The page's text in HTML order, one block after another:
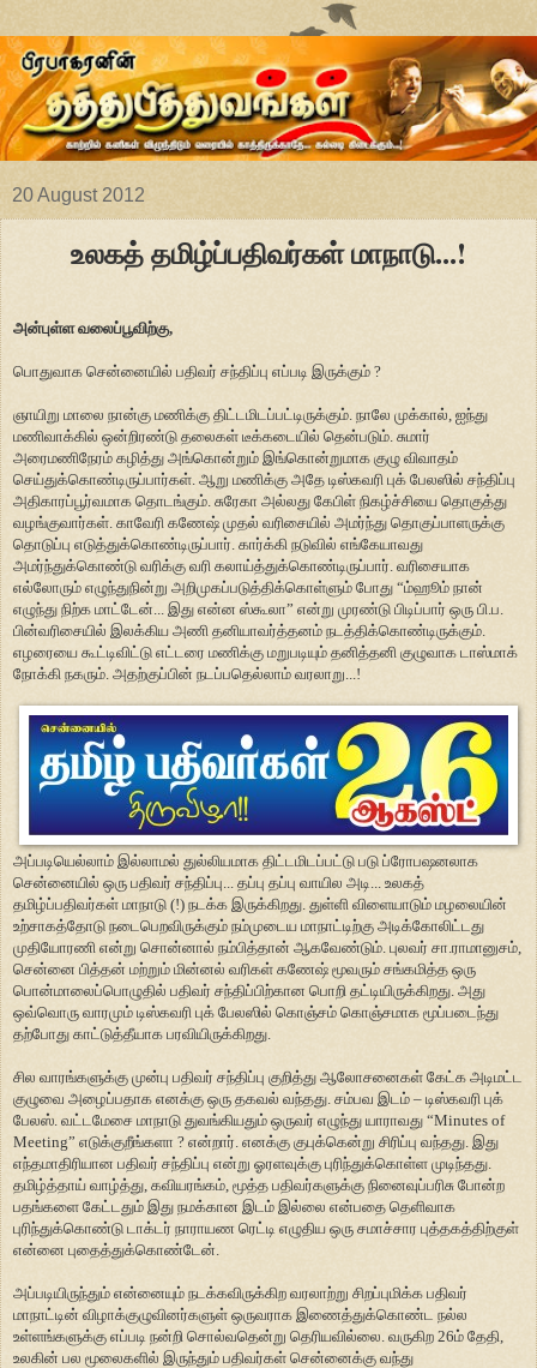
20 August 2012
உலகத் தமிழ்ப்பதிவர்கள் மாநாடு...!
அன்புள்ள வலைப்பூவிற்கு,
பொதுவாக சென்னையில் பதிவர் சந்திப்பு எப்படி இருக்கும் ?
ஞாயிறு மாலை நான்கு மணிக்கு திட்டமிடப்பட்டிருக்கும். நாலே முக்கால், ஐந்து
மணிவாக்கில் ஒன்றிரண்டு தலைகள் டீக்கடையில் தென்படும். சுமார்
அரைமணிநேரம் கழித்து அங்கொன்றும் இங்கொன்றுமாக குழு விவாதம்
செய்துக்கொண்டிருப்பார்கள். ஆறு மணிக்கு அதே டிஸ்கவரி புக் பேலஸில் சந்திப்பு
அதிகாரப்பூர்வமாக தொடங்கும். சுரேகா அல்லது கேபிள் நிகழ்ச்சியை தொகுத்து
வழங்குவார்கள். காவேரி கணேஷ் முதல் வரிசையில் அமர்ந்து தொகுப்பாளருக்கு
தொடுப்பு எடுத்துக்கொண்டிருப்பார். கார்க்கி நடுவில் எங்கேயாவது
அமர்ந்துக்கொண்டு வரிக்கு வரி கலாய்த்துக்கொண்டிருப்பார். வரிசையாக
எல்லோரும் எழுந்துநின்று அறிமுகப்படுத்திக்கொள்ளும் போது “ம்ஹூம் நான்
எழுந்து நிற்க மாட்டேன்... இது என்ன ஸ்கூலா” என்று முரண்டு பிடிப்பார் ஒரு பி.ப.
பின்வரிசையில் இலக்கிய அணி தனியாவர்த்தனம் நடத்திக்கொண்டிருக்கும்.
எழரையை கூட்டிவிட்டு எட்டரை மணிக்கு மறுபடியும் தனித்தனி குழுவாக டாஸ்மாக்
நோக்கி நகரும். அதற்குப்பின் நடப்பதெல்லாம் வரலாறு...!
அப்படியெல்லாம் இல்லாமல் துல்லியமாக திட்டமிடப்பட்டு படு ப்ரோபஷனலாக
சென்னையில் ஒரு பதிவர் சந்திப்பு... தப்பு தப்பு வாயில அடி... உலகத்
தமிழ்ப்பதிவர்கள் மாநாடு (!) நடக்க இருக்கிறது. துள்ளி விளையாடும் மழலையின்
உற்சாகத்தோடு நடைபெறவிருக்கும் நம்முடைய மாநாட்டிற்கு அடிக்கோலிட்டது
முதியோரணி என்று சொன்னால் நம்பித்தான் ஆகவேண்டும். புலவர் சா.ராமானுசம்,
சென்னை பித்தன் மற்றும் மின்னல் வரிகள் கணேஷ் மூவரும் சங்கமித்த ஒரு
பொன்மாலைப்பொழுதில் பதிவர் சந்திப்பிற்கான பொறி தட்டியிருக்கிறது. அது
ஒவ்வொரு வாரமும் டிஸ்கவரி புக் பேலஸில் கொஞ்சம் கொஞ்சமாக மூப்படைந்து
தற்போது காட்டுத்தீயாக பரவியிருக்கிறது.
சில வாரங்களுக்கு முன்பு பதிவர் சந்திப்பு குறித்து ஆலோசனைகள் கேட்க அடிமட்ட
குழுவை அழைப்பதாக எனக்கு ஒரு தகவல் வந்தது. சம்பவ இடம் – டிஸ்கவரி புக்
பேலஸ். வட்டமேசை மாநாடு துவங்கியதும் ஒருவர் எழுந்து யாராவது “Minutes of
Meeting” எடுக்குறீங்களா ? என்றார். எனக்கு குபுக்கென்று சிரிப்பு வந்தது. இது
எந்தமாதிரியான பதிவர் சந்திப்பு என்று ஓரளவுக்கு புரிந்துக்கொள்ள முடிந்தது.
தமிழ்த்தாய் வாழ்த்து, கவியரங்கம், மூத்த பதிவர்களுக்கு நினைவுப்பரிசு போன்ற
பதங்களை கேட்டதும் இது நமக்கான இடம் இல்லை என்பதை தெளிவாக
புரிந்துக்கொண்டு டாக்டர் நாராயண ரெட்டி எழுதிய ஒரு சமாச்சார புத்தகத்திற்குள்
என்னை புதைத்துக்கொண்டேன்.
அப்படியிருந்தும் என்னையும் நடக்கவிருக்கிற வரலாற்று சிறப்புமிக்க பதிவர்
மாநாட்டின் விழாக்குழுவினர்களுள் ஒருவராக இணைத்துக்கொண்ட நல்ல
உள்ளங்களுக்கு எப்படி நன்றி சொல்வதென்று தெரியவில்லை. வருகிற 26ம் தேதி,
உலகின் பல மூலைகளில் இருந்தும் பதிவர்கள் சென்னைக்கு வந்து